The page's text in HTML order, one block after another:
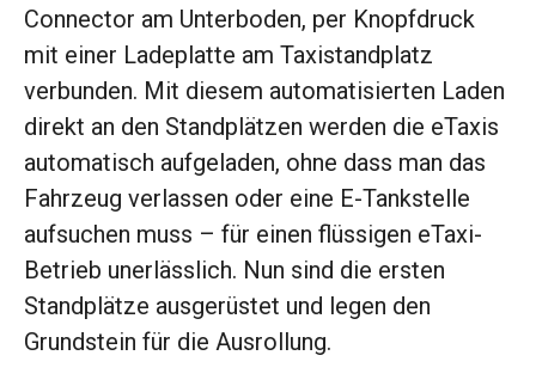
Connector am Unterboden, per Knopfdruck
mit einer Ladeplatte am Taxistandplatz
verbunden. Mit diesem automatisierten Laden
direkt an den Standplätzen werden die eTaxis
automatisch aufgeladen, ohne dass man das
Fahrzeug verlassen oder eine E-Tankstelle
aufsuchen muss – für einen flüssigen eTaxi-
Betrieb unerlässlich. Nun sind die ersten
Standplätze ausgerüstet und legen den
Grundstein für die Ausrollung.